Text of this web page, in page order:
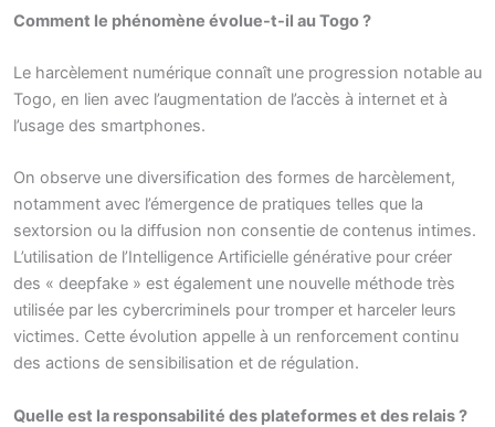
Comment le phénomène évolue-t-il au Togo ?
Le harcèlement numérique connaît une progression notable au
Togo, en lien avec l’augmentation de l’accès à internet et à
l’usage des smartphones.
On observe une diversification des formes de harcèlement,
notamment avec l’émergence de pratiques telles que la
sextorsion ou la diffusion non consentie de contenus intimes.
L’utilisation de l’Intelligence Artificielle générative pour créer
des « deepfake » est également une nouvelle méthode très
utilisée par les cybercriminels pour tromper et harceler leurs
victimes. Cette évolution appelle à un renforcement continu
des actions de sensibilisation et de régulation.
Quelle est la responsabilité des plateformes et des relais ?